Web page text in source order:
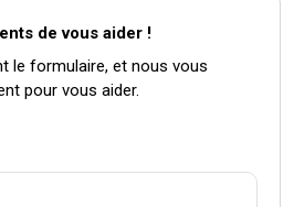
de vous aider !
le formulaire, et nous vous
pour vous aider.